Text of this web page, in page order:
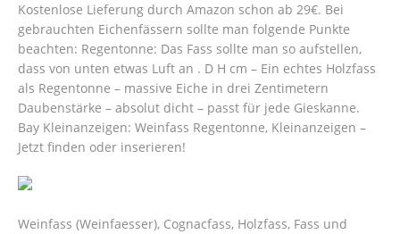
Kostenlose Lieferung durch Amazon schon ab 29€. Bei
gebrauchten Eichenfässern sollte man folgende Punkte
beachten: Regentonne: Das Fass sollte man so aufstellen,
dass von unten etwas Luft an . D H cm – Ein echtes Holzfass
als Regentonne – massive Eiche in drei Zentimetern
Daubenstärke – absolut dicht – passt für jede Gieskanne.
Bay Kleinanzeigen: Weinfass Regentonne, Kleinanzeigen –
Jetzt finden oder inserieren!
Weinfass (Weinfaesser), Cognacfass, Holzfass, Fass und